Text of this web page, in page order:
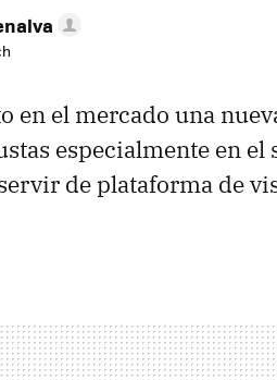
en el mercado una
especialmente en
de plataforma de